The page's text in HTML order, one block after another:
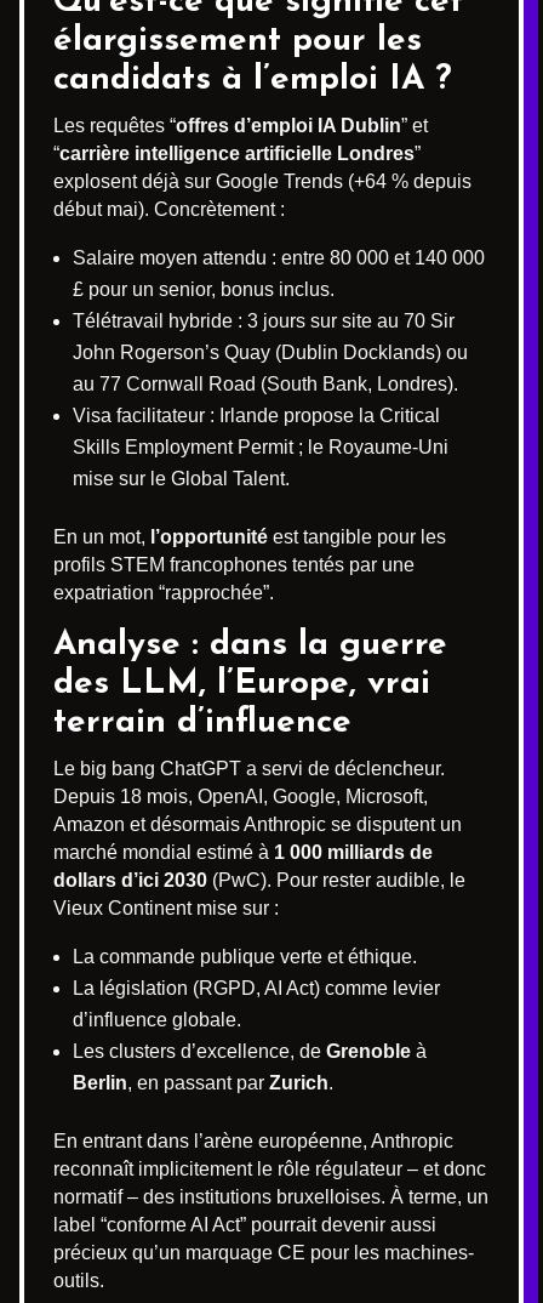
élargissement pour les
candidats à l’emploi IA ?
Les requêtes “offres d’emploi IA Dublin” et
“carrière intelligence artificielle Londres”
explosent déjà sur Google Trends (+64 % depuis
début mai). Concrètement :
Salaire moyen attendu : entre 80 000 et 140 000
£ pour un senior, bonus inclus.
Télétravail hybride : 3 jours sur site au 70 Sir
John Rogerson’s Quay (Dublin Docklands) ou
au 77 Cornwall Road (South Bank, Londres).
Visa facilitateur : Irlande propose la Critical
Skills Employment Permit ; le Royaume-Uni
mise sur le Global Talent.
En un mot, l’opportunité est tangible pour les
profils STEM francophones tentés par une
expatriation “rapprochée”.
Analyse : dans la guerre
des LLM, l’Europe, vrai
terrain d’influence
Le big bang ChatGPT a servi de déclencheur.
Depuis 18 mois, OpenAI, Google, Microsoft,
Amazon et désormais Anthropic se disputent un
marché mondial estimé à 1 000 milliards de
dollars d’ici 2030 (PwC). Pour rester audible, le
Vieux Continent mise sur :
La commande publique verte et éthique.
La législation (RGPD, AI Act) comme levier
d’influence globale.
Les clusters d’excellence, de Grenoble à
Berlin, en passant par Zurich.
En entrant dans l’arène européenne, Anthropic
reconnaît implicitement le rôle régulateur – et donc
normatif – des institutions bruxelloises. À terme, un
label “conforme AI Act” pourrait devenir aussi
précieux qu’un marquage CE pour les machines-
outils.